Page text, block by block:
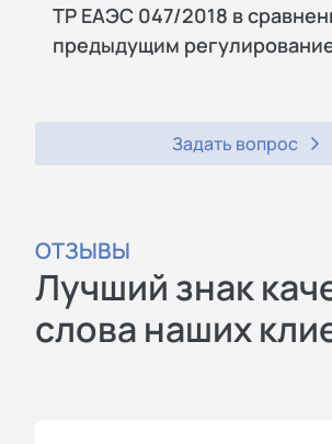
ТР ЕАЭС 047/2018 в
предыдущим
Задать вопрос
ОТЗЫВЫ
Лучший знак
слова наших